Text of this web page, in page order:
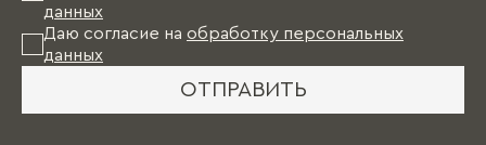
данных
Даю согласие на обработку персональных
данных
ОТПРАВИТЬ